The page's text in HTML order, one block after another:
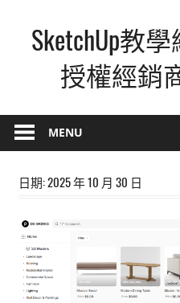
contentSketchUp教
授權經銷
–
最
覺
設
計
方
式,
MENU
日期:2025 年 10 月 30 日